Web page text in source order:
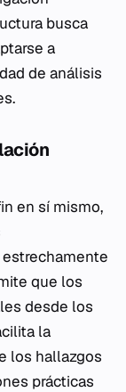
busca
a
de análisis
en sí mismo,
que los
desde los
la
los hallazgos
prácticas